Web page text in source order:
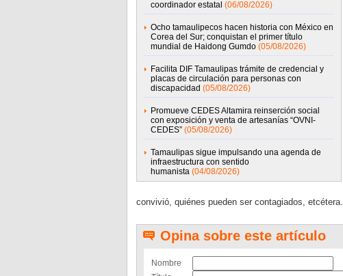
coordinador estatal (06/08/2026)
Ocho tamaulipecos hacen historia con México en
Corea del Sur; conquistan el primer título
mundial de Haidong Gumdo (05/08/2026)
Facilita DIF Tamaulipas trámite de credencial y
placas de circulación para personas con
discapacidad (05/08/2026)
Promueve CEDES Altamira reinserción social
con exposición y venta de artesanías “OVNI-
CEDES” (05/08/2026)
Tamaulipas sigue impulsando una agenda de
infraestructura con sentido
humanista (04/08/2026)
convivió, quiénes pueden ser contagiados, etcétera.
Opina sobre este artículo
Nombre